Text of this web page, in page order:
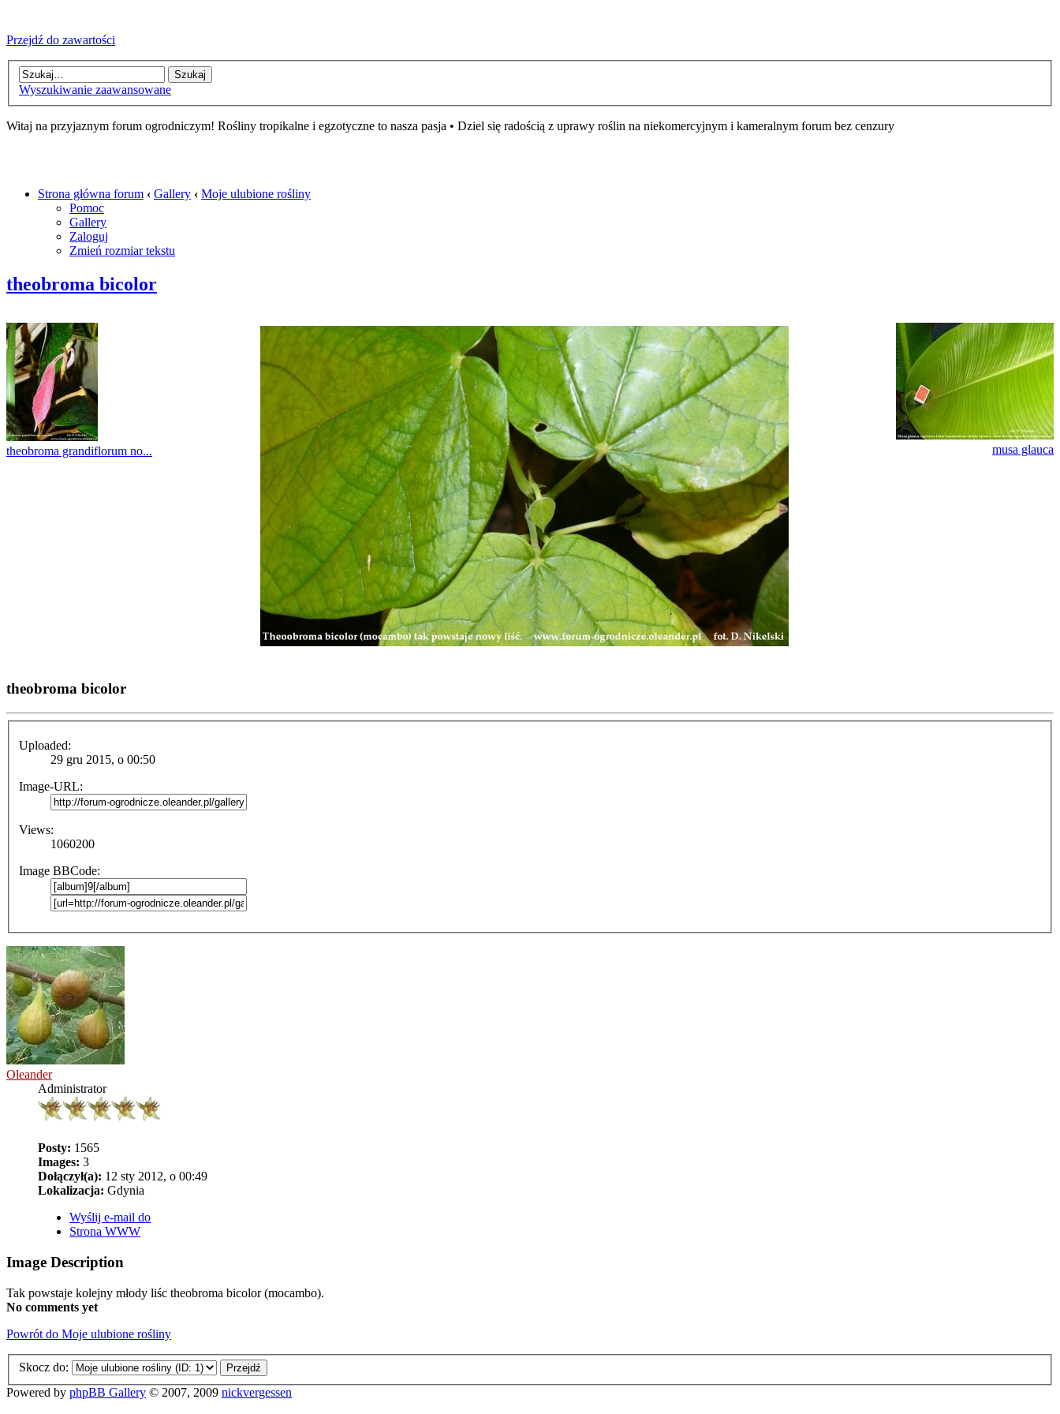
Przejdź do zawartości
Wyszukiwanie zaawansowane
Witaj na przyjaznym forum ogrodniczym! Rośliny tropikalne i egzotyczne to nasza pasja • Dziel się radością z uprawy roślin na niekomercyjnym i kameralnym forum bez cenzury
Strona główna forum ‹ Gallery ‹ Moje ulubione rośliny
Pomoc
Gallery
Zaloguj
Zmień rozmiar tekstu
theobroma bicolor
theobroma grandiflorum no... musa glauca
theobroma bicolor
Uploaded:
29 gru 2015, o 00:50
Image-URL:
Views:
1060200
Image BBCode:
Oleander
Administrator
Posty: 1565
Images: 3
Dołączył(a): 12 sty 2012, o 00:49
Lokalizacja: Gdynia
Wyślij e-mail do
Strona WWW
Image Description
Tak powstaje kolejny młody liśc theobroma bicolor (mocambo).
No comments yet
Powrót do Moje ulubione rośliny
Skocz do:
Powered by phpBB Gallery © 2007, 2009 nickvergessen